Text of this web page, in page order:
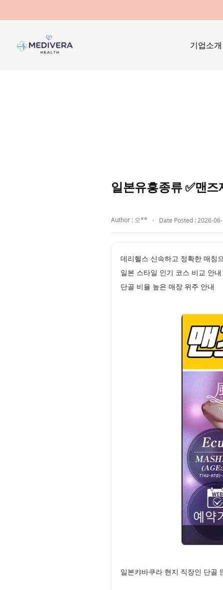
기업소개
일본유흥종류 ✅맨
Author : 오** Date Posted : 2026-
데리헬스 신속하고 정확한 매칭
일본 스타일 인기 코스 비교 안
단골 비율 높은 매장 위주 안내
일본캬바쿠라 현지 직장인 단골